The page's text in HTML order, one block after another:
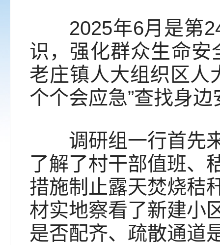
2025年6月是第24
识，强化群众生命
老庄镇人大组织区人
个个会应急”查找身
调研组一行首先来
了解了村干部值班、
措施制止露天焚烧秸
材实地察看了新建小
是否配齐、疏散通道